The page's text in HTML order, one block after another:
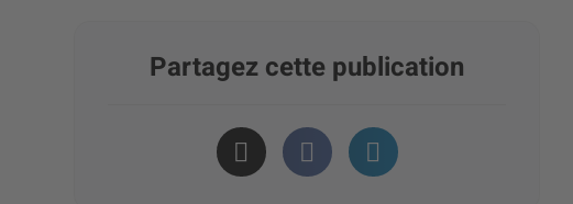
Partagez cette publication